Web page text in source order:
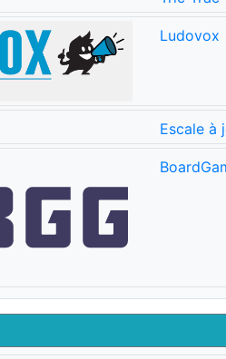
Ludovox
Escale à